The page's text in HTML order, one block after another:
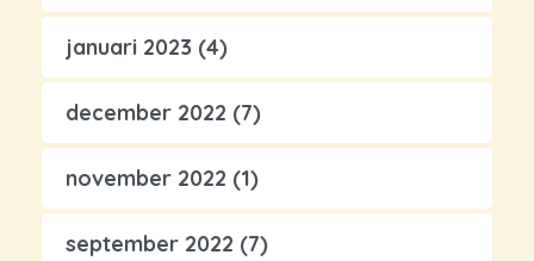
januari 2023 (4)
december 2022 (7)
november 2022 (1)
september 2022 (7)